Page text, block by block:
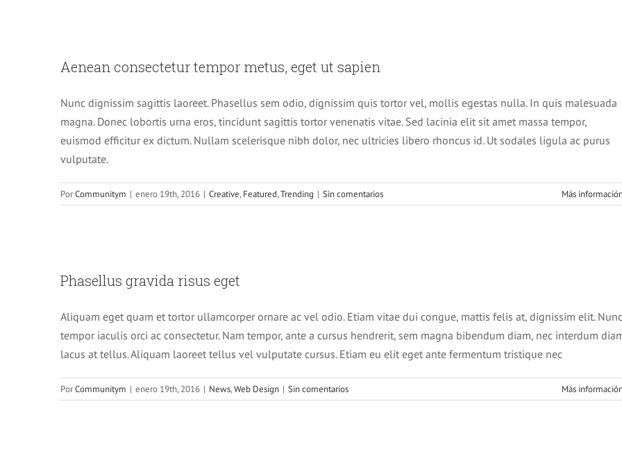
Creative Featured Trending
Aenean consectetur tempor metus, eget ut sapien
Nunc dignissim sagittis laoreet. Phasellus sem odio, dignissim quis tortor vel, mollis egestas nulla. In quis malesuada
magna. Donec lobortis urna eros, tincidunt sagittis tortor venenatis vitae. Sed lacinia elit sit amet massa tempor,
euismod efficitur ex dictum. Nullam scelerisque nibh dolor, nec ultricies libero rhoncus id. Ut sodales ligula ac purus
vulputate.
PorCommunitym | enero 19th, 2016 | Creative,Featured,Trending | Sin comentarios Más
Phasellus gravida risus eget
Aliquam eget quam et tortor ullamcorper ornare ac vel odio. Etiam vitae dui congue, mattis felis at, dignissim elit. Nunc
tempor iaculis orci ac consectetur. Nam tempor, ante a cursus hendrerit, sem magna bibendum diam, nec interdum
lacus at tellus. Aliquam laoreet tellus vel vulputate cursus. Etiam eu elit eget ante fermentum tristique nec
PorCommunitym | enero 19th, 2016 | News,Web Design | Sin comentarios Más